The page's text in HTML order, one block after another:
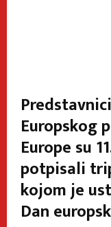
Europskog
Europe su
potpisali
kojom je
Dan